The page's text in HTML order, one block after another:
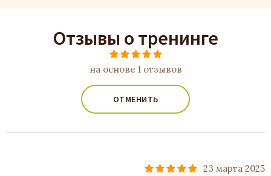
Отзывы о тренинге
на основе 1 отзывов
ОТМЕНИТЬ
23 марта 2025